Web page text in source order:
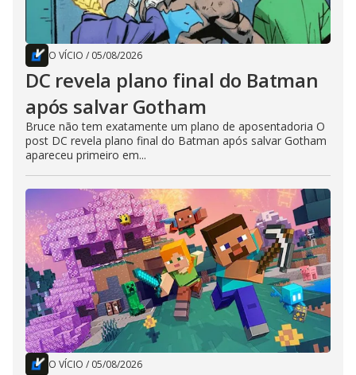
O VÍCIO / 05/08/2026
DC revela plano final do Batman
após salvar Gotham
Bruce não tem exatamente um plano de aposentadoria O
post DC revela plano final do Batman após salvar Gotham
apareceu primeiro em...
O VÍCIO / 05/08/2026